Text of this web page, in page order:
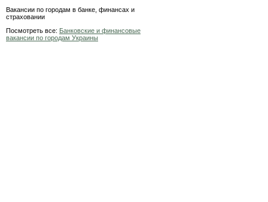
Вакансии по городам в банке, финансах и
страховании
Посмотреть все: Банковские и финансовые
вакансии по городам Украины